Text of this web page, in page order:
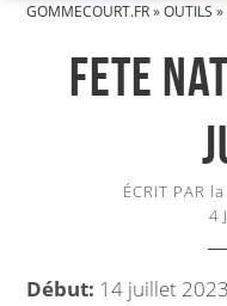
LE VILLAGE
Présentation de
LA MUNICIPALITÉ
GOMMECOURT.FR»OUTILS »
JUILLETFETE
ÉCRIT PAR
4
Début: 14 juillet